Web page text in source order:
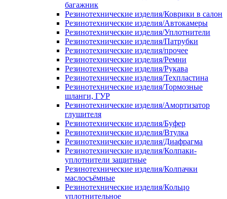
багажник
Резинотехнические изделия/Коврики в салон
Резинотехнические изделия/Автокамеры
Резинотехнические изделия/Уплотнители
Резинотехнические изделия/Патрубки
Резинотехнические изделия/прочее
Резинотехнические изделия/Ремни
Резинотехнические изделия/Рукава
Резинотехнические изделия/Техпластина
Резинотехнические изделия/Тормозные
шланги, ГУР
Резинотехнические изделия/Амортизатор
глушителя
Резинотехнические изделия/Буфер
Резинотехнические изделия/Втулка
Резинотехнические изделия/Диафрагма
Резинотехнические изделия/Колпаки-
уплотнители защитные
Резинотехнические изделия/Колпачки
маслосъёмные
Резинотехнические изделия/Кольцо
уплотнительное